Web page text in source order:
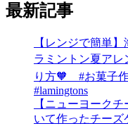
最新記事
【レンジで簡単
ラミントン夏ア
り方🧡 #お菓子
#lamingtons
【ニューヨーク
いて作ったチーズ